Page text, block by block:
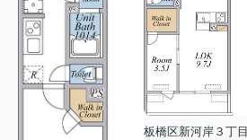
板橋区新河岸３丁目